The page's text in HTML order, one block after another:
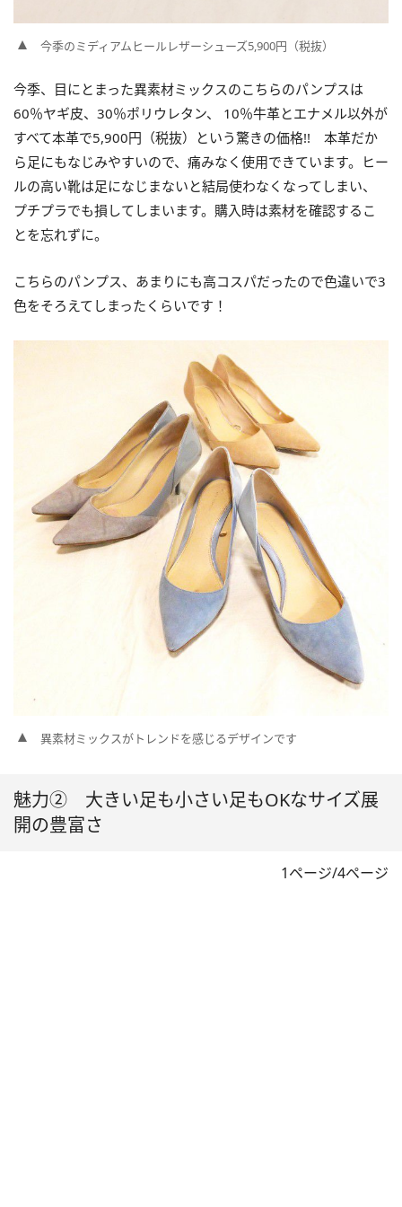
今季のミディアムヒールレザーシューズ5,900円（税抜）
今季、目にとまった異素材ミックスのこちらのパンプスは
60％ヤギ皮、30％ポリウレタン、 10％牛革とエナメル以外が
すべて本革で5,900円（税抜）という驚きの価格!! 本革だか
ら足にもなじみやすいので、痛みなく使用できています。ヒー
ルの高い靴は足になじまないと結局使わなくなってしまい、
プチプラでも損してしまいます。購入時は素材を確認するこ
とを忘れずに。
こちらのパンプス、あまりにも高コスパだったので色違いで3
色をそろえてしまったくらいです！
異素材ミックスがトレンドを感じるデザインです
魅力② 大きい足も小さい足もOKなサイズ展
開の豊富さ
1ページ/4ページ